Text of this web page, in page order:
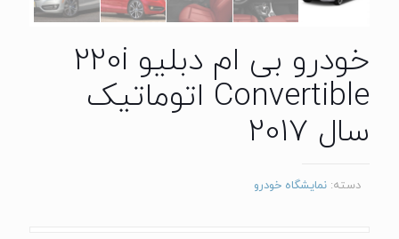
خودرو بی ام دبلیو 220i
Convertible اتوماتیک
سال 2017
دسته: نمایشگاه خودرو